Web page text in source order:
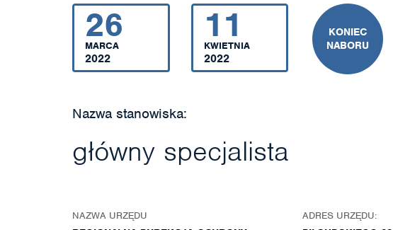
26
MARCA
2022
11
KWIETNIA
2022
KONIEC
NABORU
Nazwa stanowiska:
główny specjalista
NAZWA URZĘDU ADRES URZĘDU: